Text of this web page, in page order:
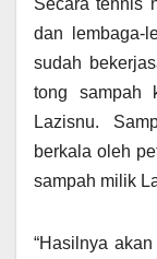
Secara tehnis
dan lembaga-
sudah
tong sampah
Lazisnu.
berkala oleh
sampah milik
“Hasilnya